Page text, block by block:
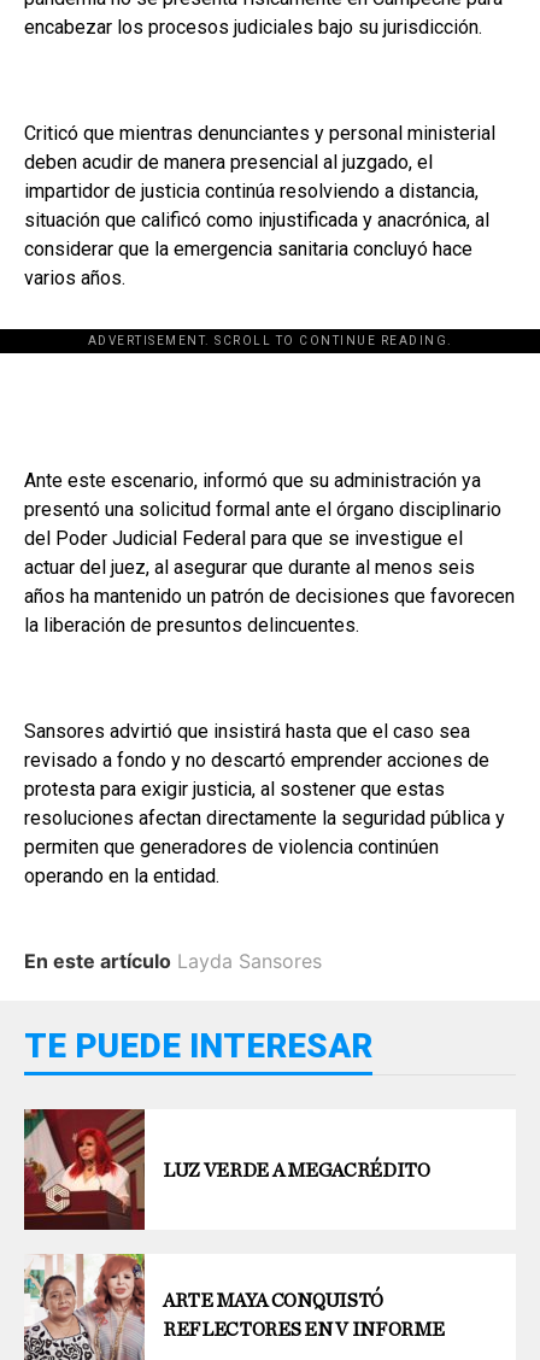
encabezar los procesos judiciales bajo su jurisdicción.
Criticó que mientras denunciantes y personal ministerial
deben acudir de manera presencial al juzgado, el
impartidor de justicia continúa resolviendo a distancia,
situación que calificó como injustificada y anacrónica, al
considerar que la emergencia sanitaria concluyó hace
varios años.
ADVERTISEMENT. SCROLL TO CONTINUE READING.
Ante este escenario, informó que su administración ya
presentó una solicitud formal ante el órgano disciplinario
del Poder Judicial Federal para que se investigue el
actuar del juez, al asegurar que durante al menos seis
años ha mantenido un patrón de decisiones que favorecen
la liberación de presuntos delincuentes.
Sansores advirtió que insistirá hasta que el caso sea
revisado a fondo y no descartó emprender acciones de
protesta para exigir justicia, al sostener que estas
resoluciones afectan directamente la seguridad pública y
permiten que generadores de violencia continúen
operando en la entidad.
En este artículo Layda Sansores
TE PUEDE INTERESAR
LUZ VERDE A MEGACRÉDITO
ARTE MAYA CONQUISTÓ
REFLECTORES EN V INFORME